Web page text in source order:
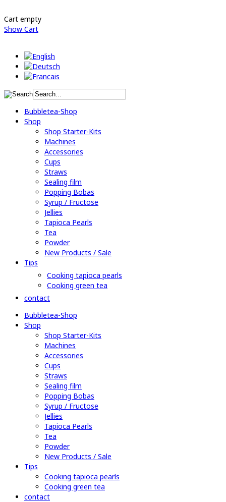
Cart empty
Show Cart
Bubbletea-Shop
Shop
Shop Starter-Kits
Machines
Accessories
Cups
Straws
Sealing film
Popping Bobas
Syrup / Fructose
Jellies
Tapioca Pearls
Tea
Powder
New Products / Sale
Tips
Cooking tapioca pearls
Cooking green tea
contact
Bubbletea-Shop
Shop
Shop Starter-Kits
Machines
Accessories
Cups
Straws
Sealing film
Popping Bobas
Syrup / Fructose
Jellies
Tapioca Pearls
Tea
Powder
New Products / Sale
Tips
Cooking tapioca pearls
Cooking green tea
contact